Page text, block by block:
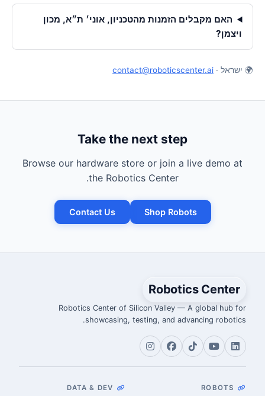
האם מקבלים הזמנות מהטכניון, אוני׳ ת״א, מכון
ויצמן?
🌍 ישראל · contact@roboticscenter.ai
Take the next step
Browse our hardware store or join a live demo at
the Robotics Center.
Shop Robots
Contact Us
Robotics Center
Robotics Center of Silicon Valley — A global hub for
showcasing, testing, and advancing robotics.
ROBOTS
DATA & DEV